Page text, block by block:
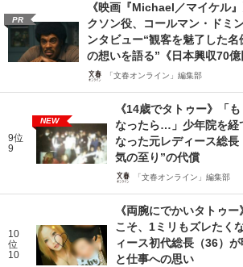
PR
《映画『Michael／マイケル
クソン役、コールマン・ドミ
ンタビュー“観客を魅了した
の想いを語る”《日本興収70億
「文春オンライン」編集部
9位
9
NEW
《14歳でタトゥー》「
なったら…」少年院を経
なった元レディース総
気の至り”の代償
「文春オンライン」編集部
10
位
10
《両腕にでかいタトゥ
こそ、1ミリもズレたく
ィース初代総長（36）
と仕事への思い